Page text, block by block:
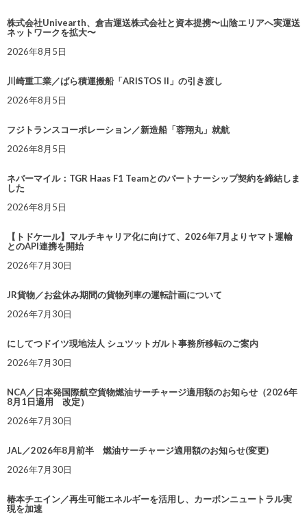
株式会社Univearth、倉吉運送株式会社と資本提携〜山陰エリアへ実運送
ネットワークを拡大〜
2026年8月5日
川崎重工業／ばら積運搬船「ARISTOS II」の引き渡し
2026年8月5日
フジトランスコーポレーション／新造船「蓉翔丸」就航
2026年8月5日
ネバーマイル：TGR Haas F1 Teamとのパートナーシップ契約を締結しま
した
2026年8月5日
【トドケール】マルチキャリア化に向けて、2026年7月よりヤマト運輸
とのAPI連携を開始
2026年7月30日
JR貨物／お盆休み期間の貨物列車の運転計画について
2026年7月30日
にしてつドイツ現地法人 シュツットガルト事務所移転のご案内
2026年7月30日
NCA／日本発国際航空貨物燃油サーチャージ適用額のお知らせ（2026年
8月1日適用 改定）
2026年7月30日
JAL／2026年8月前半 燃油サーチャージ適用額のお知らせ(変更)
2026年7月30日
椿本チエイン／再生可能エネルギーを活用し、カーボンニュートラル実
現を加速